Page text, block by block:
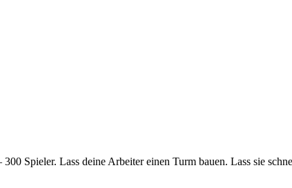
Spieler. Lass deine Arbeiter einen Turm bauen. Lass sie